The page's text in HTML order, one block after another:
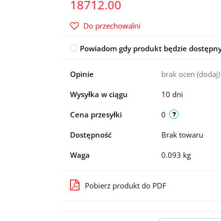
18712.00
Do przechowalni
Powiadom gdy produkt będzie
Opinie brak ocen (dodaj)
Wysyłka w ciągu 10 dni
Cena przesyłki 0
Dostępność Brak towaru
Waga 0.093 kg
Pobierz produkt do PDF